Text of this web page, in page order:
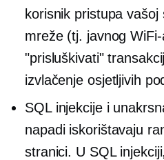
korisnik pristupa
mreže (tj. javnog
"prisluškivati"
izvlačenje osjetljivih
SQL injekcije i
napadi iskorištavaju
stranici. U SQL